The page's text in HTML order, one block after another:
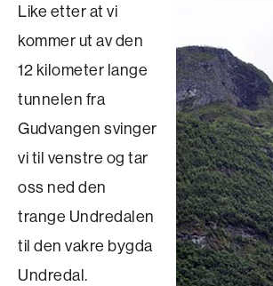
Like etter at vi
kommer ut av den
12 kilometer lange
tunnelen fra
Gudvangen svinger
vi til ­venstre og tar
oss ned den
trange Undredalen
til den vakre bygda
Undredal.